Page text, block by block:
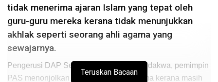
tidak menerima ajaran Islam yang tepat oleh
guru-guru mereka kerana tidak menunjukkan
akhlak seperti seorang ahli agama yang
sewajarnya.
Pengerusi DAP Selangor, Tony Pua mendakwa, pemimpin
PAS menonjolkan sikap bukan ahli agama kerana masih
Teruskan Bacaan